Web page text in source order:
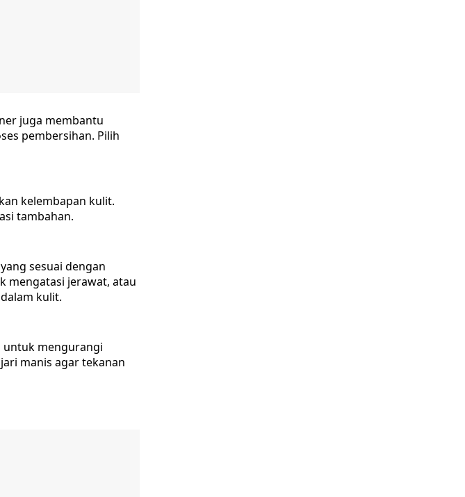
juga membantu
pembersihan. Pilih
kelembapan kulit.
tambahan.
sesuai dengan
mengatasi jerawat, atau
kulit.
untuk mengurangi
manis agar tekanan